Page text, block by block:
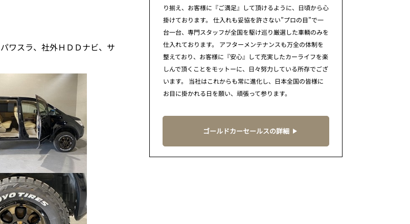
ワスラ、社外ＨＤＤナビ、サ
り揃え、お客様に『ご満足』して頂けるように、日頃から心
掛けております。 仕入れも妥協を許さない”プロの目”で一
台一台、専門スタッフが全国を駆け巡り厳選した車輌のみを
仕入れております。 アフターメンテナンスも万全の体制を
整えており、お客様に『安心』して充実したカーライフを楽
しんで頂くことをモットーに、日々努力している所存でござ
います。 当社はこれからも常に進化し、日本全国の皆様に
お目に掛かれる日を願い、頑張って参ります。
ゴールドカーセールスの詳細